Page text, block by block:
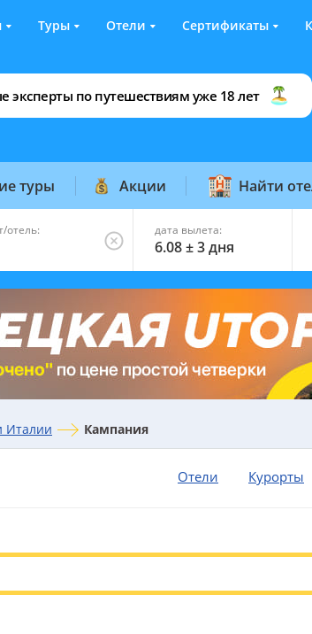
Туры Отели Сертификаты
эксперты по путешествиям уже 18 лет
туры Акции Найти
отель: дата вылета:
6.08 ± 3 дня
Италии Кампания
Отели Курорты